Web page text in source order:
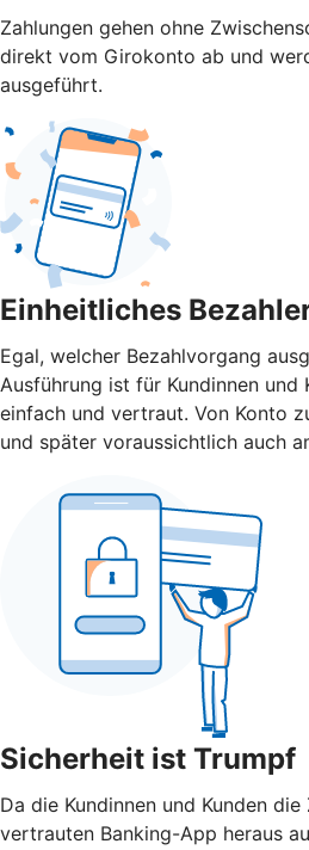
Zahlungen gehen ohne
direkt vom Girokonto ab und
ausgeführt.
Einheitliches
Egal, welcher Bezahlvorgang
Ausführung ist für Kundinnen und
einfach und vertraut. Von Konto
und später voraussichtlich auch
Sicherheit ist Trumpf
Da die Kundinnen und Kunden
vertrauten Banking-App heraus